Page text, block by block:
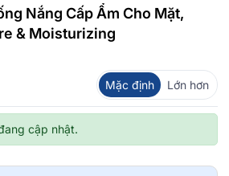
Nắng Cấp Ẩm Cho Mặt,
& Moisturizing
Mặc định Lớn hơn
cập nhật.